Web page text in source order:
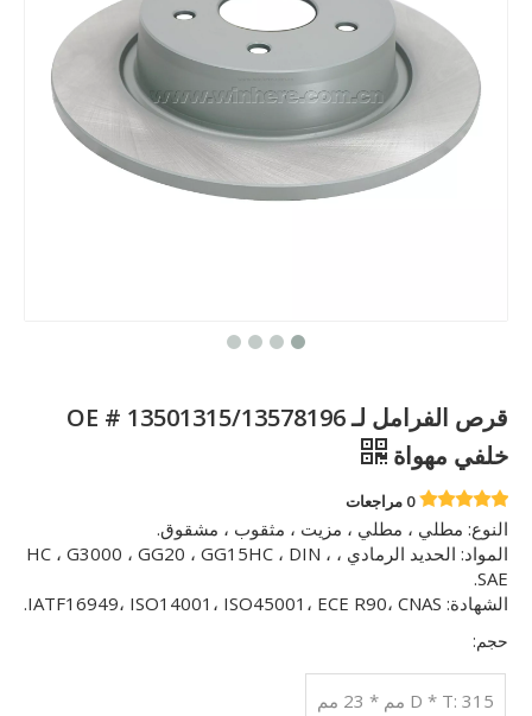
قرص الفرامل لـ OE # 13501315/13578196
خلفي مهواة
0 مراجعات
النوع: مطلي ، مطلي ، مزيت ، مثقوب ، مشقوق.
المواد: الحديد الرمادي ، HC ، G3000 ، GG20 ، GG15HC ، DIN ،
SAE.
الشهادة: IATF16949، ISO14001، ISO45001، ECE R90، CNAS.
حجم:
D * T: 315 مم * 23 مم